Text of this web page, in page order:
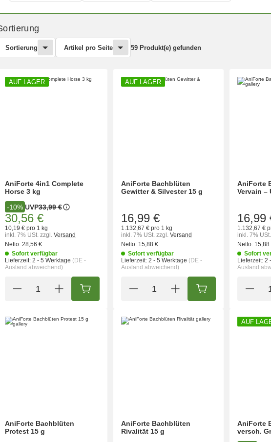
Sortierung Artikel pro Seite 59 Produkt(e) gefunden
AUF LAGER
AniForte 4in1 Complete
Horse 3 kg
-10% UVP33,99 €
30,56 €
10,19 € pro 1 kg
inkl. 7% USt. zzgl. Versand
Netto: 28,56 €
Sofort verfügbar
Lieferzeit: 2 - 5 Werktage (DE -
Ausland abweichend)
IN DEN WARENKORB
AUF LAGER
AniForte Bachblüten
Gewitter & Silvester 15 g
16,99 €
1.132,67 € pro 1 kg
inkl. 7% USt. zzgl. Versand
Netto: 15,88 €
Sofort verfügbar
Lieferzeit: 2 - 5 Werktage (DE -
Ausland abweichend)
IN DEN WARENKORB
AniForte
Vervain –
16,99
1.132,67 €
inkl. 7% USt.
Netto: 15,88
Sofort
Lieferzeit: 2
Ausland
AniForte Bachblüten
Protest 15 g
AniForte Bachblüten
Rivalität 15 g
AUF
AniForte
versch.